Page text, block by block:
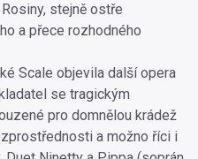
stejně ostře
a přece rozhodného
Scale objevila další opera
se tragickým
pro domnělou krádež
a možno říci i